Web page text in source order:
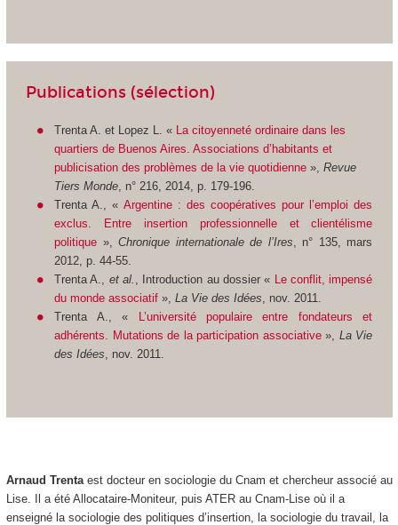
Publications (sélection)
Trenta A. et Lopez L. « La citoyenneté ordinaire dans les
quartiers de Buenos Aires. Associations d’habitants et
publicisation des problèmes de la vie quotidienne»,Revue
Tiers Monde , n° 216, 2014, p. 179-196.
Trenta A., « Argentine : des coopératives pour l’emploi des
exclus. Entre insertion professionnelle et clientélisme
politique »,Chronique internationale de l’Ires , n° 135, mars
2012, p. 44-55.
Trenta A., et al. , Introduction au dossier « Le conflit, impensé
du monde associatif»,La Vie des Idées , nov. 2011.
Trenta A., « L’université populaire entre fondateurs et
adhérents. Mutations de la participation associative», La Vie
des Idées , nov. 2011.
Arnaud Trentaest docteur en sociologie du Cnam et chercheur associé au
Lise. Il a été Allocataire-Moniteur, puis ATER au Cnam-Lise où il a
enseigné la sociologie des politiques d’insertion, la sociologie du travail, la